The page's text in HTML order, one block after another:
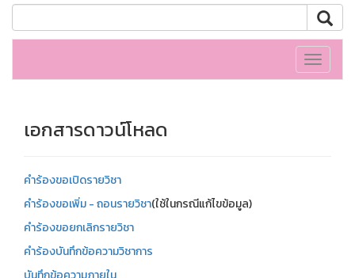
Toggle
เอกสารดาวน์โหลด
คำร้องขอเปิดรายวิชา
คำร้องขอเพิ่ม - ถอนรายวิชา(ใช้ในกรณีแก้ไขข้อมูล)
คำร้องขอยกเลิกรายวิชา
คำร้องบันทึกข้อความวิชาการ